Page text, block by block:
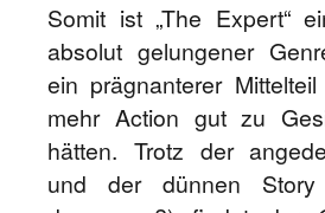
Somit ist „The Expert“
absolut gelungener
ein prägnanterer
mehr Action gut zu
hätten. Trotz der
und der dünnen